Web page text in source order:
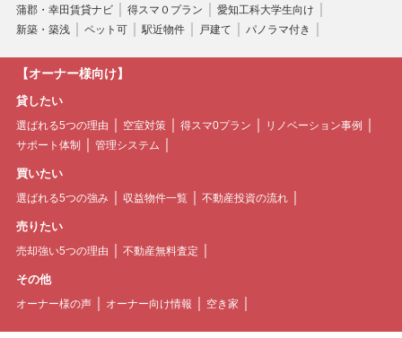
蒲郡・幸田賃貸ナビ 得スマ０プラン
愛知工科大学生向け
新築・築浅
ペット可 駅近物件 戸建て パノラマ付き
【オーナー様向け】
貸したい
選ばれる5つの理由 空室対策 得スマ0プラン
リノベーション事例
サポート体制
管理システム
買いたい
選ばれる5つの強み 収益物件一覧 不動産投資の流れ
売りたい
売却強い5つの理由 不動産無料査定
その他
オーナー様の声 オーナー向け情報 空き家